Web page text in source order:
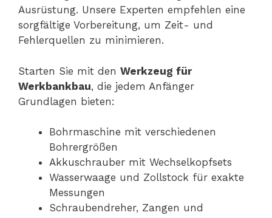
Ausrüstung. Unsere Experten empfehlen eine
sorgfältige Vorbereitung, um Zeit- und
Fehlerquellen zu minimieren.
Starten Sie mit den Werkzeug für
Werkbankbau, die jedem Anfänger
Grundlagen bieten:
Bohrmaschine mit verschiedenen
Bohrergrößen
Akkuschrauber mit Wechselkopfsets
Wasserwaage und Zollstock für exakte
Messungen
Schraubendreher, Zangen und